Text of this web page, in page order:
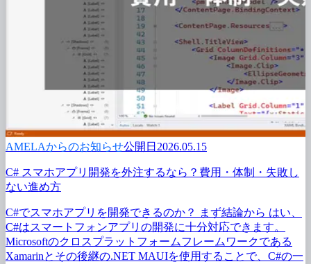
AMELAからのお知らせ公開日2026.05.15
C# スマホアプリ開発を外注するなら？ 費用・体制・ 失敗し
ない進め方
C#でスマホアプリを開発できるのか？ まず結論から はい、
C#はスマートフォンアプリの開発に十分対応できます。
Microsoftのクロスプラットフォームフレームワークである
Xamarinと その後継の.NET MAUIを使用する ことで、 C#の一